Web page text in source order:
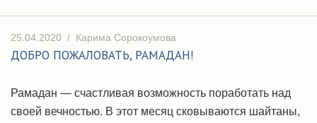
25.04.2020 / Карима Сорокоумова
ДОБРО ПОЖАЛОВАТЬ, РАМАДАН!
Рамадан — счастливая возможность поработать над
своей вечностью. В этот месяц сковываются шайтаны,